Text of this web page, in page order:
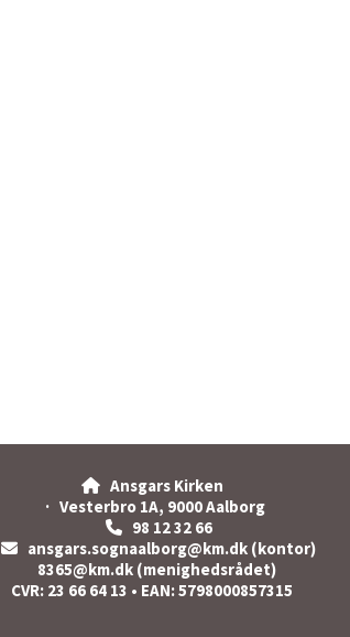
Ansgars Kirken
· Vesterbro 1A, 9000 Aalborg
98 12 32 66

ansgars.sognaalborg@km.dk (kontor)
8365@km.dk (menighedsrådet)
CVR: 23 66 64 13 • EAN: 5798000857315